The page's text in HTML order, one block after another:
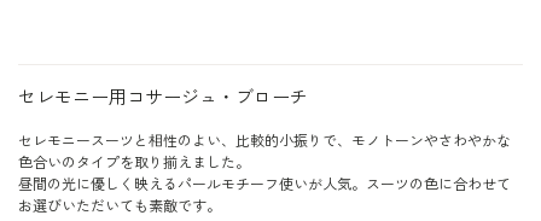
セレモニー用コサージュ・ブローチ
セレモニースーツと相性のよい、比較的小振りで、モノトーンやさわやかな
色合いのタイプを取り揃えました。
昼間の光に優しく映えるパールモチーフ使いが人気。スーツの色に合わせて
お選びいただいても素敵です。